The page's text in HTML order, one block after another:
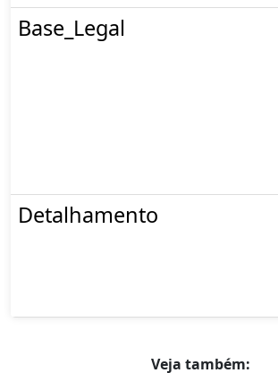
Base_Legal
Detalhamento
Veja também: